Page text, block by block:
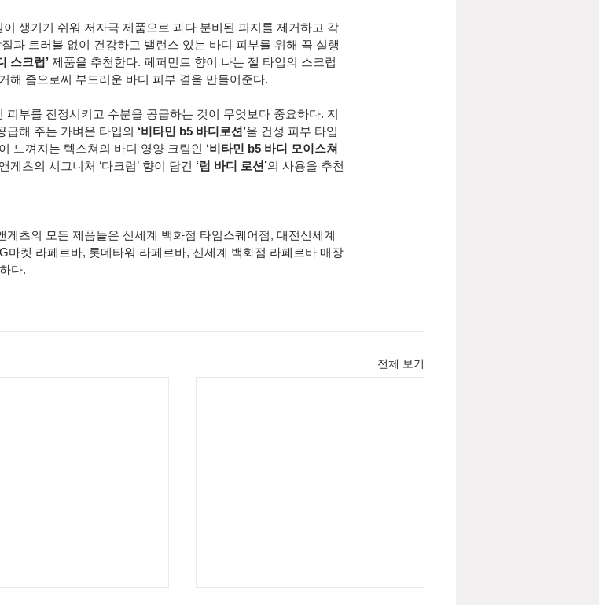
생기기 쉬워 저자극 제품으로 과다 분비된 피지를 제거하고 각
과 트러블 없이 건강하고 밸런스 있는 바디 피부를 위해 꼭 실행
스크럽’ 제품을 추천한다. 페퍼민트 향이 나는 젤 타입의 스크럽
해 줌으로써 부드러운 바디 피부 결을 만들어준다.
부를 진정시키고 수분을 공급하는 것이 무엇보다 중요하다. 지
급해 주는 가벼운 타입의 ‘비타민 b5 바디로션’을 건성 피부 타입
느껴지는 텍스쳐의 바디 영양 크림인 ‘비타민 b5 바디 모이스쳐
츠의 시그니처 ‘다크럼’ 향이 담긴 ‘럼 바디 로션’의 사용을 추천
츠의 모든 제품들은 신세계 백화점 타임스퀘어점, 대전신세계
마켓 라페르바, 롯데타워 라페르바, 신세계 백화점 라페르바 매장
다.
전체 보기